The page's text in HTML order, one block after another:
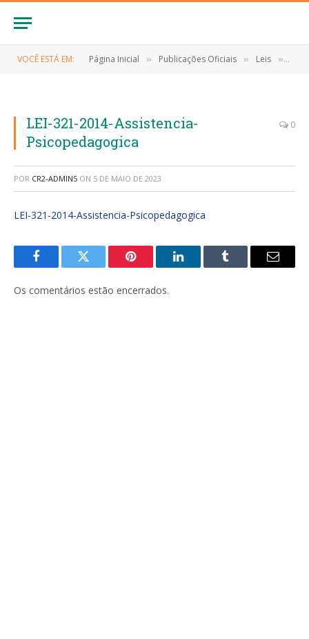
VOCÊ ESTÁ EM: Página Inicial » Publicações Oficiais » Leis »
LEI-321-2014-Assistencia-
Psicopedagogica
0
POR CR2-ADMIN5 ON 5 DE MAIO DE 2023
LEI-321-2014-Assistencia-Psicopedagogica
FacebookTwitter Pinterest LinkedInTumblr
E-
Os comentários estão encerrados.